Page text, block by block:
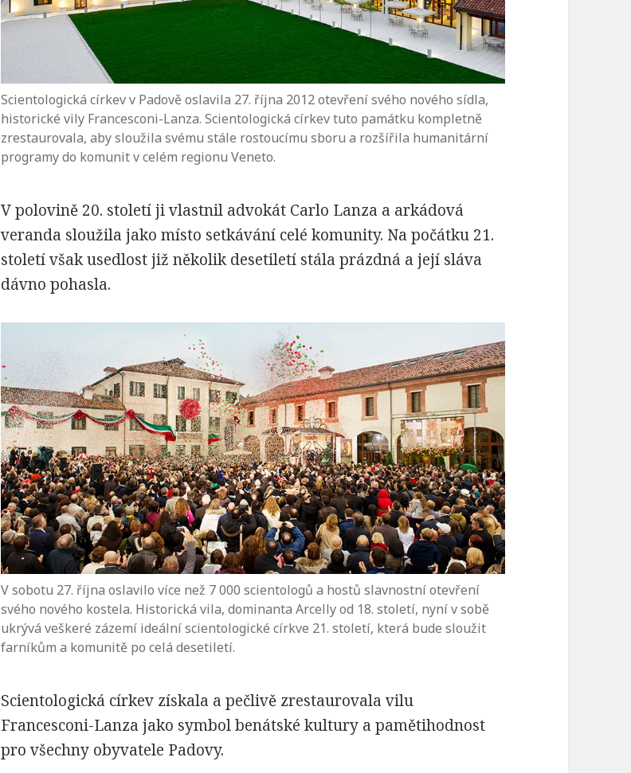
Scientologická církev v Padově oslavila 27. října 2012 otevření svého nového sídla,
historické vily Francesconi-Lanza. Scientologická církev tuto památku kompletně
zrestaurovala, aby sloužila svému stále rostoucímu sboru a rozšířila humanitární
programy do komunit v celém regionu Veneto.
V polovině 20. století ji vlastnil advokát Carlo Lanza a arkádová
veranda sloužila jako místo setkávání celé komunity. Na počátku 21.
století však usedlost již několik desetiletí stála prázdná a její sláva
dávno pohasla.
V sobotu 27. října oslavilo více než 7 000 scientologů a hostů slavnostní otevření
svého nového kostela. Historická vila, dominanta Arcelly od 18. století, nyní v sobě
ukrývá veškeré zázemí ideální scientologické církve 21. století, která bude sloužit
farníkům a komunitě po celá desetiletí.
Scientologická církev získala a pečlivě zrestaurovala vilu
Francesconi-Lanza jako symbol benátské kultury a pamětihodnost
pro všechny obyvatele Padovy.